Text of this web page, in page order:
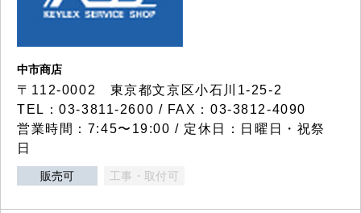
中市商店
〒112-0002 東京都文京区小石川1-25-2
TEL：03-3811-2600 / FAX：03-3812-4090
営業時間：7:45〜19:00 / 定休日：日曜日・祝祭
日
販売可 工事・取付可